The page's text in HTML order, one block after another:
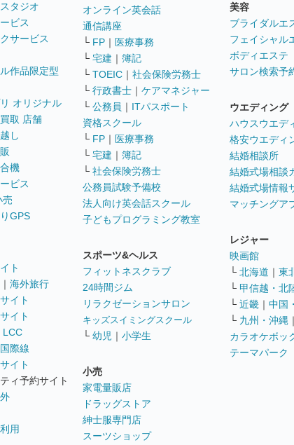
タジオ
ビス
サービス
作品限定型
オリジナル
取 店舗
し
機
ビス
売
GPS
ト
｜ 海外旅行
イト
イト
LCC
国際線
イト
ィ予約サイト
用
オンライン英会話
通信講座
└ FP ｜ 医療事務
└ 宅建 ｜ 簿記
└ TOEIC ｜ 社会保険労務士
└ 行政書士 ｜ ケアマネジャー
└ 公務員 ｜ ITパスポート
資格スクール
└ FP ｜ 医療事務
└ 宅建 ｜ 簿記
└ 社会保険労務士
公務員試験予備校
法人向け英会話スクール
子どもプログラミング教室
スポーツ&ヘルス
フィットネスクラブ
24時間ジム
リラクゼーションサロン
キッズスイミングスクール
└ 幼児 ｜ 小学生
小売
家電量販店
ドラッグストア
紳士服専門店
スーツショップ
美容
ブライダルエ
フェイシャル
ボディエステ
サロン検索予
ウエディング
ハウスウエデ
格安ウエディ
結婚相談所
結婚式場相談
結婚式場情報
マッチングア
レジャー
映画館
└ 北海道 ｜ 東
└ 甲信越・北
└ 近畿 ｜ 中国
└ 九州・沖縄 ｜
カラオケボッ
テーマパーク